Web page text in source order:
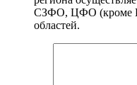
СЗФО, ЦФО (кроме
областей.